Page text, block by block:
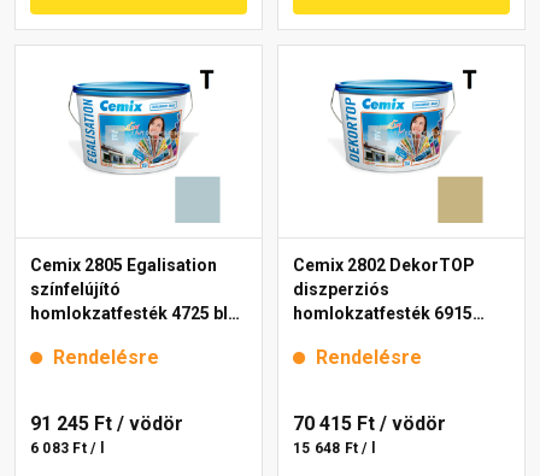
Cemix 2805 Egalisation
színfelújító
homlokzatfesték 4725 blue
Rendelésre
91 245 Ft / vödör
6 083 Ft / l
Cemix 2802 DekorTOP
diszperziós
homlokzatfesték 6915
Rendelésre
70 415 Ft / vödör
15 648 Ft / l